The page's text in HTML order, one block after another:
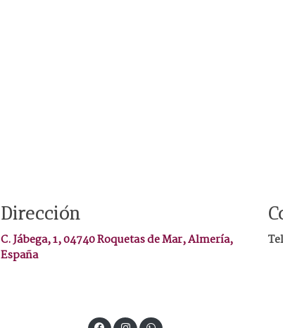
Dirección
C. Jábega, 1, 04740 Roquetas de Mar, Almería,
España